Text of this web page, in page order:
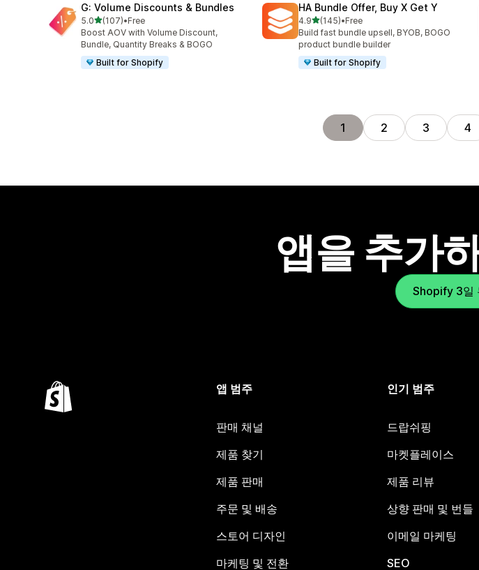
G: Volume Discounts & Bundles
5.0별 5개 중
(107)
총 리뷰 107개
•Free
Boost AOV with Volume Discount,
Bundle, Quantity Breaks & BOGO
Built for Shopify
HA Bundle Offer, Buy X Get Y
4.9별 5개 중
(145)
총 리뷰 145개
•Free
Build fast bundle upsell, BYOB, BOGO
product bundle builder
Built for Shopify
1 2 3 4
앱을 추가
Shopify 3일
앱 범주
판매 채널
제품 찾기
제품 판매
주문 및 배송
스토어 디자인
마케팅 및 전환
인기 범주
드랍쉬핑
마켓플레이스
제품 리뷰
상향 판매 및 번들
이메일 마케팅
SEO